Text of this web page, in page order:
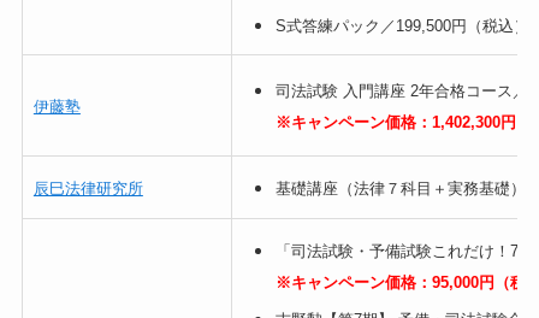
S式答練パック／199,500円（税込）
伊藤塾
司法試験 入門講座 2年合格コース／
※キャンペーン価格：1,402,300円（
辰巳法律研究所 基礎講座（法律７科目＋実務基礎）
「司法試験・予備試験これだけ！75
※キャンペーン価格：95,000円（税